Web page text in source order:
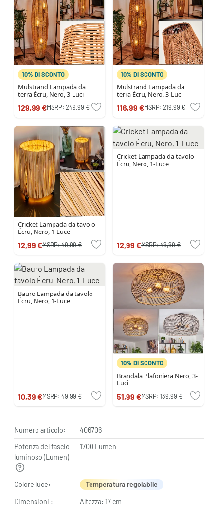
10% DI SCONTO
Mulstrand Lampada da
terra Écru, Nero, 3-Luci
129,99 €MSRP:249,99 €
10% DI SCONTO
Mulstrand Lampada da
terra Écru, Nero, 3-Luci
116,99 €MSRP:219,99 €
Cricket Lampada da tavolo
Écru, Nero, 1-Luce
12,99 €MSRP:49,99 €
Cricket Lampada da tavolo
Écru, Nero, 1-Luce
12,99 €MSRP:49,99 €
Bauro Lampada da tavolo
Écru, Nero, 1-Luce
10,39 €MSRP:49,99 €
10% DI SCONTO
Brandala Plafoniera Nero, 3-
Luci
51,99 €MSRP:139,99 €
Numero articolo:
406706
Potenza del fascio
luminoso (Lumen)
1700 Lumen
Colore luce: Temperatura regolabile
Dimensioni : Altezza: 17 cm